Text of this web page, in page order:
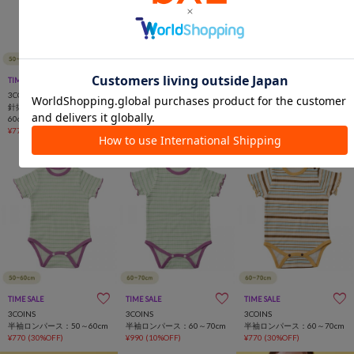
TIME SALE
3COINS
針抜きロンパース：50～
60cm
¥770
(30%OFF)
TIME SALE 一部店舗限定
3COINS
針抜きメローフレアパン
ツ：80～90cm
TIME SALE 一部店舗限定
3COINS
半袖ロンパース：50～60cm
TIME SALE
3COINS
半袖ロンパース：50～60cm
¥770 (30%OFF)
TIME SALE
3COINS
半袖ロンパース：60～70cm
¥990 (10%OFF)
TIME SALE
3COINS
半袖ロンパース：60～70cm
¥770 (30%OFF)